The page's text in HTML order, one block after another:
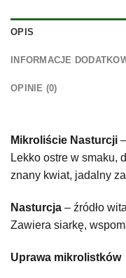
OPIS
INFORMACJE
OPINIE (0)
Mikroliście Nasturcji
Lekko ostre w smaku,
znany kwiat, jadalny
Nasturcja – źródło
Zawiera siarkę,
Uprawa mikrolistków